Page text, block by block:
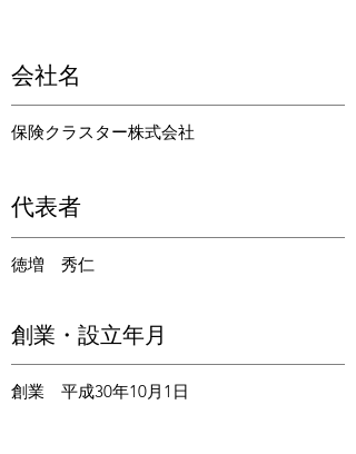
会社名
​保険クラスター株式会社
代表者
​徳増 秀仁
​創業・設立年月
創業 平成30年10月1日